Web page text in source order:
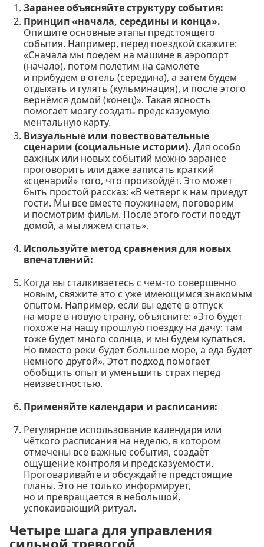
Заранее объясняйте структуру события:
Принцип «начала, середины и конца».
Опишите основные этапы предстоящего
события. Например, перед поездкой скажите:
«Сначала мы поедем на машине в аэропорт
(начало), потом полетим на самолёте
и прибудем в отель (середина), а затем будем
отдыхать и гулять (кульминация), и после этого
вернёмся домой (конец)». Такая ясность
помогает мозгу создать предсказуемую
ментальную карту.
Визуальные или повествовательные
сценарии (социальные истории). Для особо
важных или новых событий можно заранее
проговорить или даже записать краткий
«сценарий» того, что произойдёт. Это может
быть простой рассказ: «В четверг к нам приедут
гости. Мы все вместе поужинаем, поговорим
и посмотрим фильм. После этого гости поедут
домой, а мы ляжем спать».
Используйте метод сравнения для новых
впечатлений:
Когда вы сталкиваетесь с чем-то совершенно
новым, свяжите это с уже имеющимся знакомым
опытом. Например, если вы едете в отпуск
на море в новую страну, объясните: «Это будет
похоже на нашу прошлую поездку на дачу: там
тоже будет много солнца, и мы будем купаться.
Но вместо реки будет большое море, а еда будет
немного другой». Этот подход помогает
обобщить опыт и уменьшить страх перед
неизвестностью.
Применяйте календари и расписания:
Регулярное использование календаря или
чёткого расписания на неделю, в котором
отмечены все важные события, создаёт
ощущение контроля и предсказуемости.
Проговаривайте и обсуждайте предстоящие
планы. Это не только информирует,
но и превращается в небольшой,
успокаивающий ритуал.
Четыре шага для управления